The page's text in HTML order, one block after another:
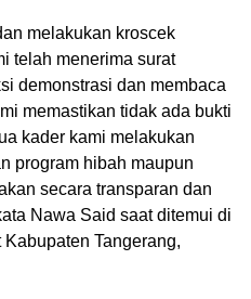
melakukan kroscek
telah menerima surat
demonstrasi dan membaca
memastikan tidak ada bukti
kader kami melakukan
program hibah maupun
secara transparan dan
Nawa Said saat ditemui di
Tangerang,